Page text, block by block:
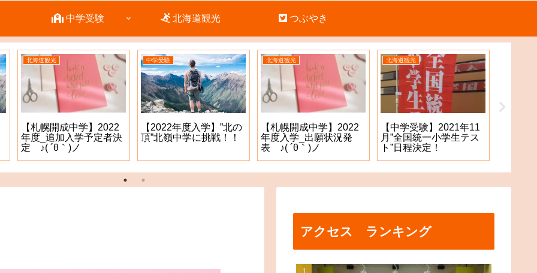
中学受験 北海道観光 つぶやき
北海道観光
【札幌開成中学】2022
年度_追加入学予定者決
定 ♪( ´θ｀)ノ
中学受験
【2022年度入学】”北の
頂”北嶺中学に挑戦！！
北海道観光
【札幌開成中学】2022
年度入学_出願状況発
表 ♪( ´θ｀)ノ
北海道観光
【中学受験】2021年11
月”全国統一小学生テス
ト”日程決定！
アクセス ランキング